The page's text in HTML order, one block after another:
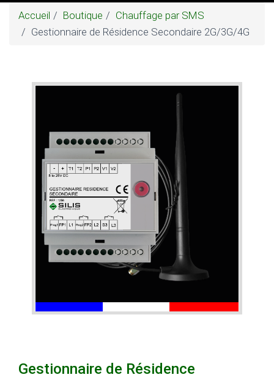
Accueil Boutique
Chauffage par SMS
Gestionnaire de Résidence Secondaire 2G/3G/4G
Gestionnaire de Résidence